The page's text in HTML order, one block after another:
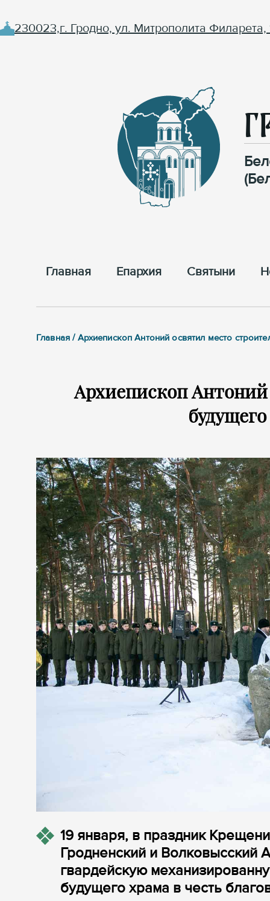
230023,г. Гродно, ул. Митрополита Филарета,
Главная Епархия Cвятыни
Главная / Архиепископ Антоний освятил место
Архиепископ Антоний
19 января, в праздник
Гродненский и Волковысский​
гвардейскую
будущего храма в честь